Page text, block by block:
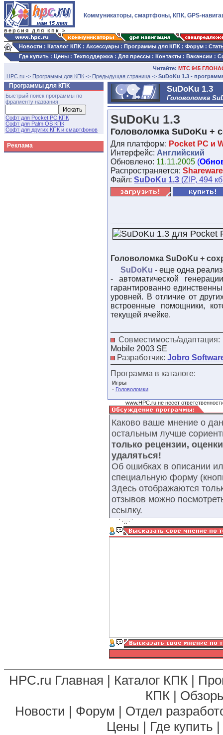
версия для кпк >
Коммуникаторы, смартфоны, КПК, GPS-
Новости : Каталог КПК : Аксессуары : Программы для КПК : Форум :
Где купить : Цены : Техподдержка : Для прессы : Контакты : Вакансии :
Читайте: МТС 945
HPC.ru -> Программы для КПК -> Предыдущая страница -> SuDoKu 1.3 -
Программы для КПК
Быстрый поиск программы по
фрагменту названия:
Софт для Pocket PC КПК
Софт для Palm OS КПК
Софт для других КПК и смартфонов
Реклама
SuDoKu 1.3
Головоломка
SuDoKu 1.3
Головоломка SuDoKu +
Для платформ: Pocket PC и
Интерфейс: Английский
Обновлено: 11.11.2005 (
Распространяется: Shareware
Файл: SuDoKu 1.3 (ZIP, 494
Головоломка SuDoKu +
SuDoKu - еще одна
- автоматической
гарантированно
уровней. В отличие от
встроенные помощники,
текущей ячейке.
Совместимость/адаптация:
Mobile 2003 SE
Разработчик: Jobro
Программа в каталоге:
Игры
· Головоломки
www.HPC.ru не несет
Каково ваше мнение о
остальным лучше
только рецензии,
удаляться!
Об ошибках в описании
специальную форму
Здесь отображаются
отзывов можно
ссылку.
HPC.ru Главная | Каталог КПК |
КПК |
Новости | Форум | Отдел
Цены | Где купить |